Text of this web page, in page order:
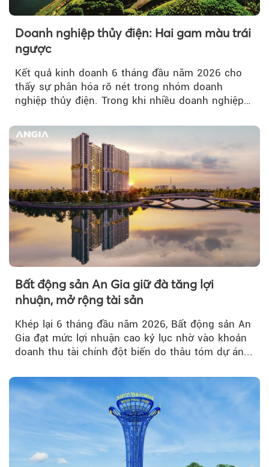
Doanh nghiệp thủy điện: Hai gam màu trái
ngược
Kết quả kinh doanh 6 tháng đầu năm 2026 cho
thấy sự phân hóa rõ nét trong nhóm doanh
nghiệp thủy điện. Trong khi nhiều doanh nghiệp
Bất động sản An Gia giữ đà tăng lợi
nhuận, mở rộng tài sản
Khép lại 6 tháng đầu năm 2026, Bất động sản An
Gia đạt mức lợi nhuận cao kỷ lục nhờ vào khoản
doanh thu tài chính đột biến do thâu tóm dự án...